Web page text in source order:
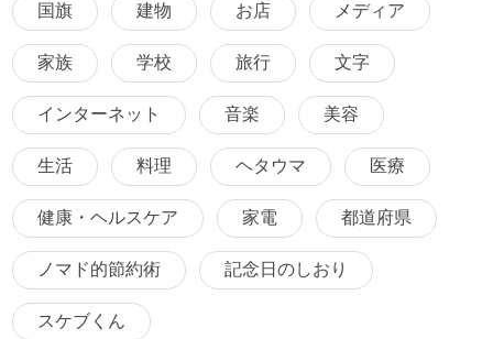
国旗 建物 お店 メディア
家族 学校 旅行 文字
インターネット 音楽 美容
生活 料理 ヘタウマ 医療
健康・ヘルスケア 家電 都道府県
ノマド的節約術 記念日のしおり
スケブくん